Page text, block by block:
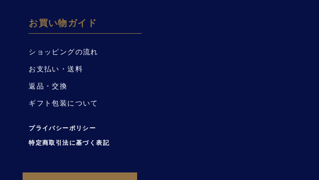
お買い物ガイド
ショッピングの流れ
お支払い・送料
返品・交換
ギフト包装について
プライバシーポリシー
特定商取引法に基づく表記